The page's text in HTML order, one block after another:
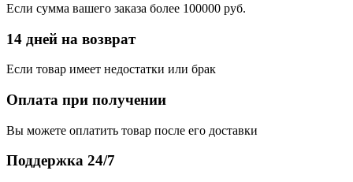
Если сумма вашего заказа более 100000 руб.
14 дней на возврат
Если товар имеет недостатки или брак
Оплата при получении
Вы можете оплатить товар после его доставки
Поддержка 24/7